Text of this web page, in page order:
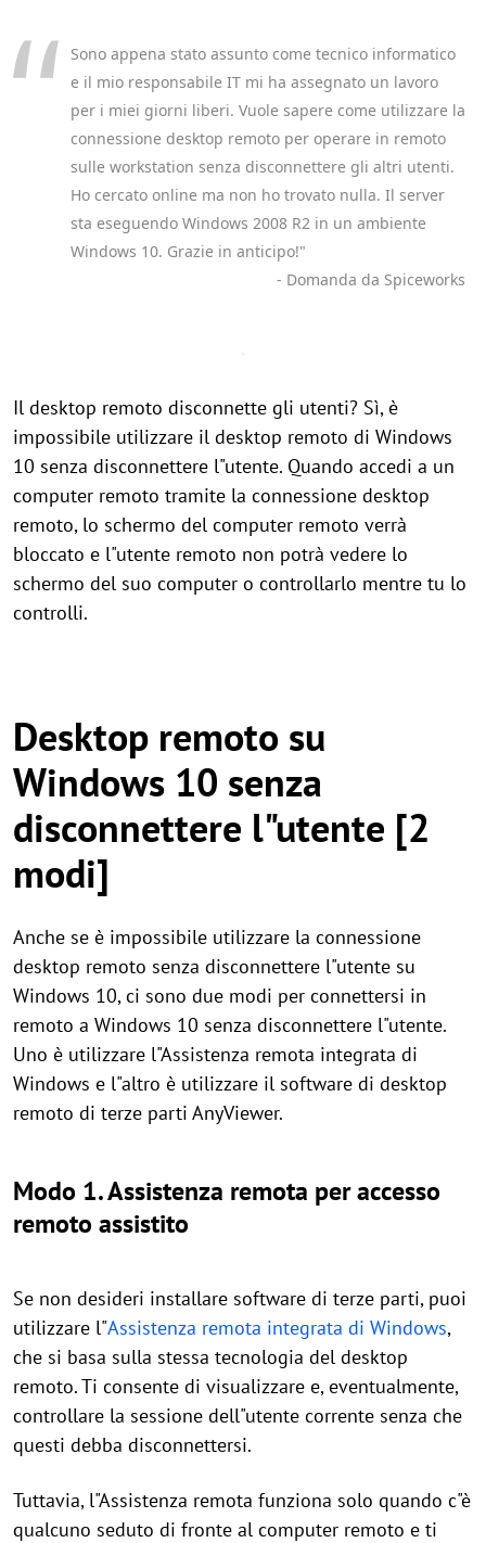
Sono appena stato assunto come tecnico informatico
e il mio responsabile IT mi ha assegnato un lavoro
per i miei giorni liberi. Vuole sapere come utilizzare la
connessione desktop remoto per operare in remoto
sulle workstation senza disconnettere gli altri utenti.
Ho cercato online ma non ho trovato nulla. Il server
sta eseguendo Windows 2008 R2 in un ambiente
Windows 10. Grazie in anticipo!"
- Domanda da Spiceworks
Il desktop remoto disconnette gli utenti? Sì, è
impossibile utilizzare il desktop remoto di Windows
10 senza disconnettere l"utente. Quando accedi a un
computer remoto tramite la connessione desktop
remoto, lo schermo del computer remoto verrà
bloccato e l"utente remoto non potrà vedere lo
schermo del suo computer o controllarlo mentre tu lo
controlli.
Desktop remoto su
Windows 10 senza
disconnettere l"utente [2
modi]
Anche se è impossibile utilizzare la connessione
desktop remoto senza disconnettere l"utente su
Windows 10, ci sono due modi per connettersi in
remoto a Windows 10 senza disconnettere l"utente.
Uno è utilizzare l"Assistenza remota integrata di
Windows e l"altro è utilizzare il software di desktop
remoto di terze parti AnyViewer.
Modo 1. Assistenza remota per accesso
remoto assistito
Se non desideri installare software di terze parti, puoi
utilizzare l"Assistenza remota integrata di Windows,
che si basa sulla stessa tecnologia del desktop
remoto. Ti consente di visualizzare e, eventualmente,
controllare la sessione dell"utente corrente senza che
questi debba disconnettersi.
Tuttavia, l"Assistenza remota funziona solo quando c"è
qualcuno seduto di fronte al computer remoto e ti